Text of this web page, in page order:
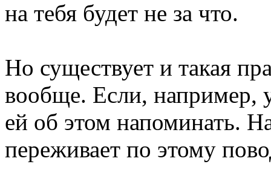
на тебя будет не за что.
Но существует и такая
вообще. Если, например,
ей об этом напоминать.
переживает по этому